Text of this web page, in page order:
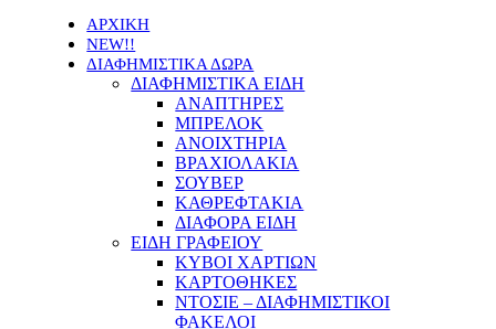
ΑΡΧΙΚΗ
NEW!!
ΔΙΑΦΗΜΙΣΤΙΚΑ ΔΩΡΑ
ΔΙΑΦΗΜΙΣΤΙΚΑ ΕΙΔΗ
ΑΝΑΠΤΗΡΕΣ
ΜΠΡΕΛΟΚ
ΑΝΟΙΧΤΗΡΙΑ
ΒΡΑΧΙΟΛΑΚΙΑ
ΣΟΥΒΕΡ
ΚΑΘΡΕΦΤΑΚΙΑ
ΔΙΑΦΟΡΑ ΕΙΔΗ
ΕΙΔΗ ΓΡΑΦΕΙΟΥ
ΚΥΒΟΙ ΧΑΡΤΙΩΝ
ΚΑΡΤΟΘΗΚΕΣ
ΝΤΟΣΙΕ – ΔΙΑΦΗΜΙΣΤΙΚΟΙ
ΦΑΚΕΛΟΙ